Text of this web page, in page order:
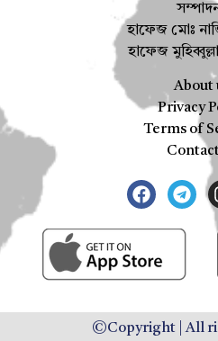
হাফেজ মোঃ
হাফেজ
About
Privacy
Terms of
©Copyright | All